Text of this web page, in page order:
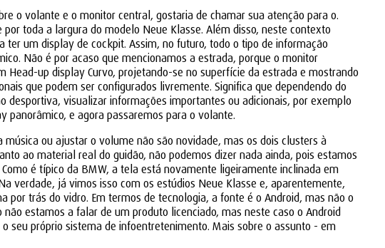
o volante e o monitor central, gostaria de chamar sua atenção para o.
toda a largura do modelo Neue Klasse. Além disso, neste contexto
um display de cockpit. Assim, no futuro, todo o tipo de informação
Não é por acaso que mencionamos a estrada, porque o monitor
up display Curvo, projetando-se no superfície da estrada e mostrando
que podem ser configurados livremente. Significa que dependendo do
visualizar informações importantes ou adicionais, por exemplo
panorâmico, e agora passaremos para o volante.
ou ajustar o volume não são novidade, mas os dois clusters à
ao material real do guidão, não podemos dizer nada ainda, pois estamos
é típico da BMW, a tela está novamente ligeiramente inclinada em
verdade, já vimos isso com os estúdios Neue Klasse e, aparentemente,
trás do vidro. Em termos de tecnologia, a fonte é o Android, mas não o
estamos a falar de um produto licenciado, mas neste caso o Android
seu próprio sistema de infoentretenimento. Mais sobre o assunto - em